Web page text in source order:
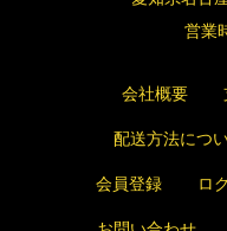
営業
会社概要
配送方法につ
会員登録
ロ